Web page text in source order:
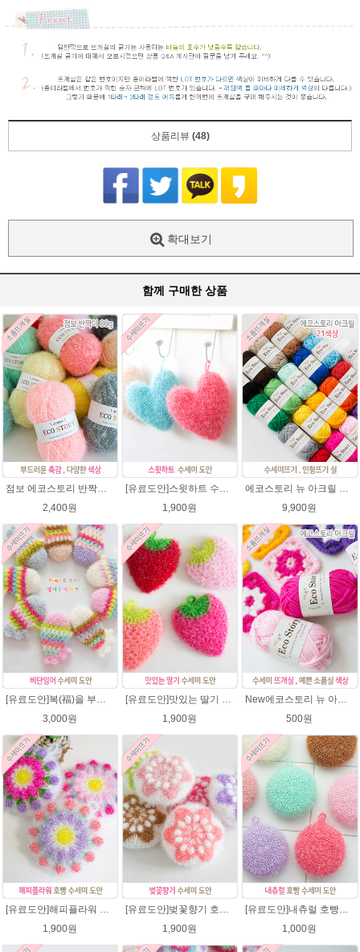
상품리뷰 (48)
확대보기
함께 구매한 상품
점보 에코스토리 반짝이 80g 대용량 수세미뜨기 뜨개실 친환경소품 뜨개질실//웰빙수세미실/반짝이수세미실/반짝이뜨개실/ 수세미실/대용량수세미/빤짝이실
2,400원
[유료도안]스윗하트 수세미뜨기 도안(수세미실은 옵션에서 추가구매 가능)예쁜수세미뜨기/빤짝이 수세미실/웰빙수세미실/고급수세미실/하트뜨기 반짝이수세미 하트수세미
1,900원
에코스토리 뉴 아크릴 21색상(전색상) 1세트 / 수세미실 인형제작 뜨개실 친환경소품 뜨개질실 아크릴수세미실
9,900원
3,000원
1,900원
500원
[유료도안]해피플라워 호빵수세미뜨기 도안(수세미실은 옵션에서 추가구매 가능)/수세미뜨기/수세미실/반짝이수세미/반짝이실/별수세미 호빵수세미 웰빙수세미 퐁퐁수세미 코바늘수세미
1,900원
[유료도안]벚꽃향기 호빵수세미뜨기 도안(수세미실은 옵션에서 추가구매 가능)/수세미뜨기/수세미실/반짝이수세미/반짝이실/별수세미 호빵수세미 웰빙수세미 퐁퐁수세미 코바늘수세미
1,900원
[유료도안]내츄럴 호빵수세미 코바늘뜨기 수세미뜨기 뜨개질 도안 반짝이실
1,000원